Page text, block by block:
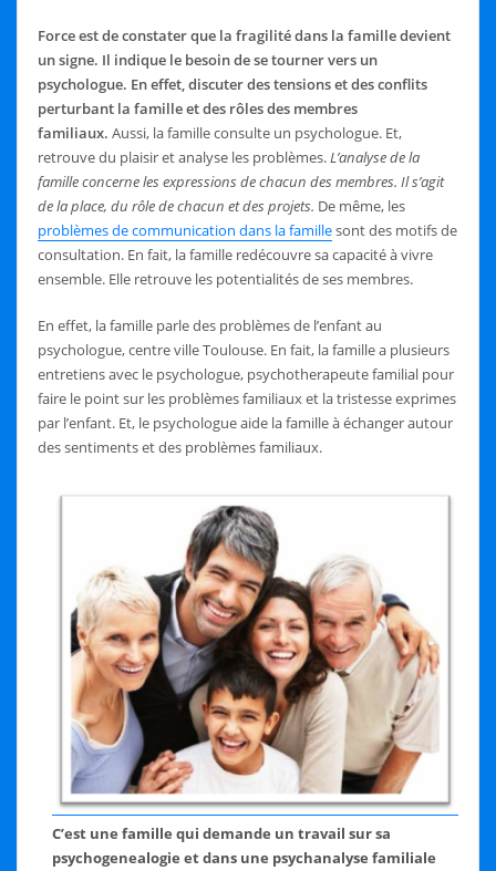
Force est de constater que la fragilité dans la famille devient
un signe. Il indique le besoin de se tourner vers un
psychologue. En effet, discuter des tensions et des conflits
perturbant la famille et des rôles des membres
familiaux. Aussi, la famille consulte un psychologue. Et,
retrouve du plaisir et analyse les problèmes.L’analyse de la
famille concerne les expressions de chacun des membres. Il s’agit
de la place, du rôle de chacun et des projets. De même, les
problèmes de communication dans la famillesont des motifs de
consultation. En fait, la famille redécouvre sa capacité à vivre
ensemble. Elle retrouve les potentialités de ses membres.
En effet, la famille parle des problèmes de l’enfant au
psychologue, centre ville Toulouse. En fait, la famille a plusieurs
entretiens avec le psychologue, psychotherapeute familial pour
faire le point sur les problèmes familiaux et la tristesse exprimes
par l’enfant. Et, le psychologue aide la famille à échanger autour
des sentiments et des problèmes familiaux.
C’est une famille qui demande un travail sur sa
psychogenealogie et dans une psychanalyse familiale